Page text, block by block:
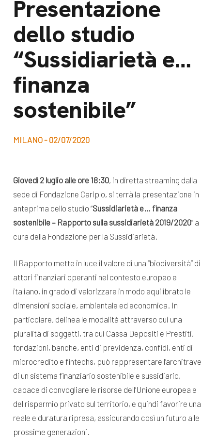
Presentazione
dello studio
“Sussidiarietà e…
finanza
sostenibile”
MILANO - 02/07/2020
Giovedì 2 luglio alle ore 18:30, in diretta streaming dalla
sede di Fondazione Cariplo, si terrà la presentazione in
anteprima dello studio “Sussidiarietà e… finanza
sostenibile – Rapporto sulla sussidiarietà 2019/2020” a
cura della Fondazione per la Sussidiarietà.
Il Rapporto mette in luce il valore di una “biodiversità” di
attori finanziari operanti nel contesto europeo e
italiano, in grado di valorizzare in modo equilibrato le
dimensioni sociale, ambientale ed economica. In
particolare, delinea le modalità attraverso cui una
pluralità di soggetti, tra cui Cassa Depositi e Prestiti,
fondazioni, banche, enti di previdenza, confidi, enti di
microcredito e fintechs, può rappresentare l’architrave
di un sistema finanziario sostenibile e sussidiario,
capace di convogliare le risorse dell’Unione europea e
del risparmio privato sul territorio, e quindi favorire una
reale e duratura ripresa, assicurando così un futuro alle
prossime generazioni.
Lavora con noi
Bilancio di
missione
News e
appuntamenti
News
dal Sud
Campagne
Libri e
pubblicazioni
Videomagazine
Seguici sui social: